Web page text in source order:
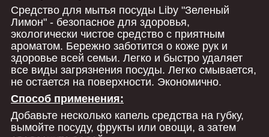
Средство для мытья посуды Liby "Зеленый
Лимон" - безопасное для здоровья,
экологически чистое средство с приятным
ароматом. Бережно заботится о коже рук и
здоровье всей семьи. Легко и быстро удаляет
все виды загрязнения посуды. Легко смывается,
не остается на поверхности. Экономично.
Способ применения:
Добавьте несколько капель средства на губку,
вымойте посуду, фрукты или овощи, а затем